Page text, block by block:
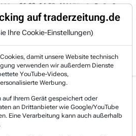
Trading-Room
14:58 AMAZON (i) hat zwei Tage
Aktie
LHA]
Realtimekurs
-1,38 %
8,44 €
auf traderzeitung.de
Ihre Cookie-Einstellungen)
damit unsere Website technisch
verwenden wir außerdem Dienste
YouTube-Videos,
Werbung.
Ihrem Gerät gespeichert oder
an Drittanbieter wie Google/YouTube
Eine Verarbeitung kann auch außerhalb